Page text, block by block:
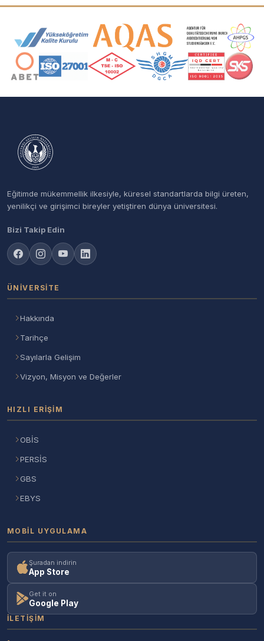
Akreditasyon ve Üyelik Logoları
Eğitimde mükemmellik ilkesiyle, küresel standartlarda bilgi üreten,
yenilikçi ve girişimci bireyler yetiştiren dünya üniversitesi.
Bizi Takip Edin
ÜNIVERSITE
Hakkında
Tarihçe
Sayılarla Gelişim
Vizyon, Misyon ve Değerler
HIZLI ERIŞIM
OBİS
PERSİS
GBS
EBYS
MOBIL UYGULAMA
Şuradan indirin
App Store
Get it on
Google Play
İLETIŞIM